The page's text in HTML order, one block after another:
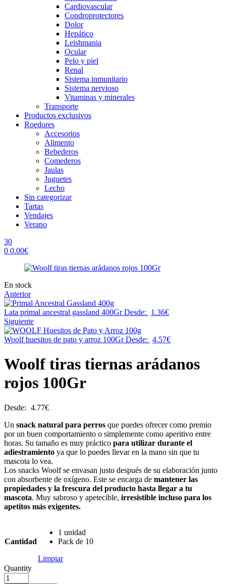
Cardiovascular
Condroprotectores
Dolor
Hepático
Leishmania
Ocular
Pelo y piel
Renal
Sistema inmunitario
Sistema nervioso
Vitaminas y minerales
Transporte
Productos exclusivos
Roedores
Accesorios
Alimento
Bebederos
Comederos
Jaulas
Juguetes
Lecho
Sin categorizar
Tartas
Vendajes
Verano
30
0 0.00€
Availability:
En stock
Anterior
Lata primal ancestral gassland 400Gr Desde: 1.36€
Siguiente
Woolf huesitos de pato y arroz 100Gr Desde: 4.57€
Woolf tiras tiernas arádanos
rojos 100Gr
Desde: 4.77€
Un snack natural para perros que puedes ofrecer como premio
por un buen comportamiento o simplemente como aperitivo entre
horas. Su tamaño es muy práctico para utilizar durante el
adiestramiento ya que lo puedes llevar en la mano sin que tu
mascota lo vea.
Los snacks Woolf se envasan justo después de su elaboración junto
con absorbente de oxígeno. Este se encarga de mantener las
propiedades y la frescura del producto hasta llegar a tu
mascota. Muy sabroso y apetecible, irresistible incluso para los
apetitos más exigentes.
Cantidad
1 unidad
Pack de 10
Limpiar
Quantity